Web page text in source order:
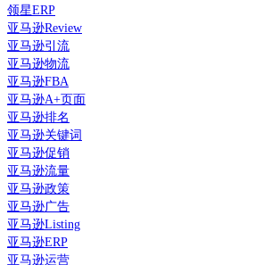
领星ERP
亚马逊Review
亚马逊引流
亚马逊物流
亚马逊FBA
亚马逊A+页面
亚马逊排名
亚马逊关键词
亚马逊促销
亚马逊流量
亚马逊政策
亚马逊广告
亚马逊Listing
亚马逊ERP
亚马逊运营